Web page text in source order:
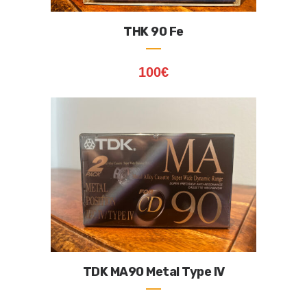
THK 90 Fe
100€
TDK MA90 Metal Type IV